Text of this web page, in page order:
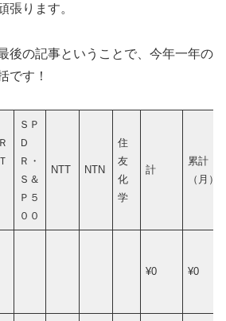
張ります。
後の記事ということで、今年一年の
です！
ＳＰ
Ｄ
Ｒ・
Ｓ＆
Ｐ５
００
NTT NTN
住
友
化
学
計
累計
（月）
¥0 ¥0